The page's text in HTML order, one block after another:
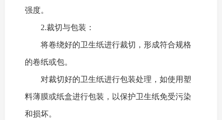
强度。
2.裁切与包装：
将卷绕好的卫生纸进行裁切，形成符合规格
的卷纸或包。
对裁切好的卫生纸进行包装处理，如使用塑
料薄膜或纸盒进行包装，以保护卫生纸免受污染
和损坏。